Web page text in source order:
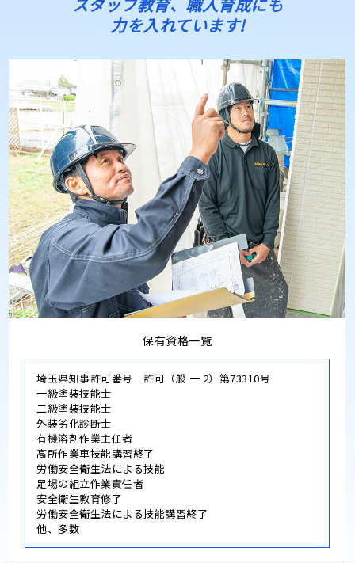
カラーシュミレーションでしっかり相談して決めましょう！ 埼
玉県上尾市、桶川市、北･･･力を入れています!
保有資格一覧
埼玉県知事許可番号 許可（般 一 2）第73310号
一級塗装技能士
二級塗装技能士
外装劣化診断士
有機溶剤作業主任者
高所作業車技能講習終了
労働安全衛生法による技能
足場の組立作業責任者
安全衛生教育修了
労働安全衛生法による技能講習終了
他、多数